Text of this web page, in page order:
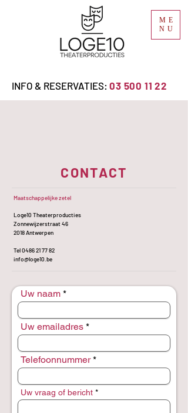
ME
NU
INFO & RESERVATIES: 03 500 11 22
CONTACT
Maatschappelijke zetel
Loge10 Theaterproducties
Zonnewijzerstraat 46
2018 Antwerpen
Tel0486 21 77 82
info@loge10.be
Uw naam
Uw emailadres
Telefoonnummer
Uw vraag of bericht